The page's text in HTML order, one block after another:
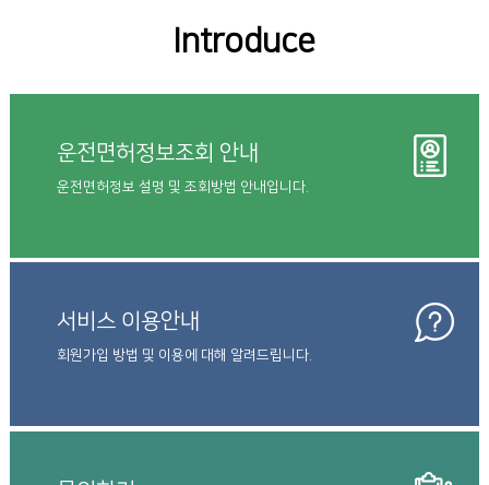
Introduce
운전면허정보조회 안내
운전면허정보 설명 및 조회방법 안내입니다.
서비스 이용안내
회원가입 방법 및 이용에 대해 알려드립니다.